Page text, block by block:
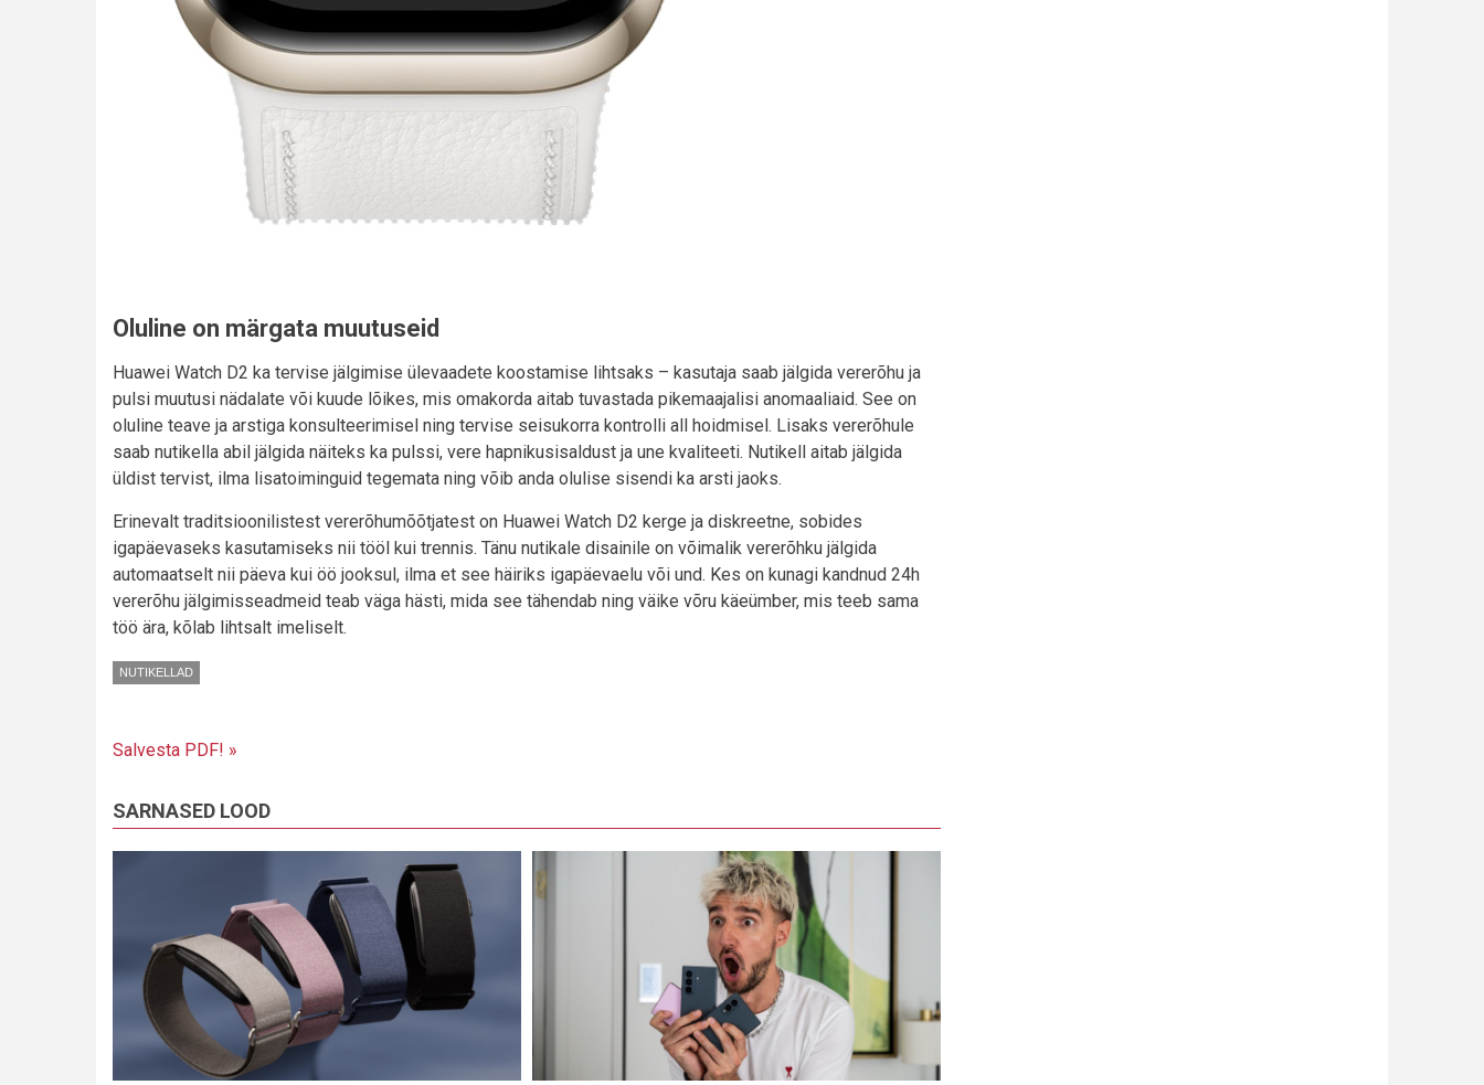
Oluline on märgata muutuseid
Huawei Watch D2 ka tervise jälgimise ülevaadete koostamise lihtsaks – kasutaja saab jälgida vererõhu ja
pulsi muutusi nädalate või kuude lõikes, mis omakorda aitab tuvastada pikemaajalisi anomaaliaid. See on
oluline teave ja arstiga konsulteerimisel ning tervise seisukorra kontrolli all hoidmisel. Lisaks vererõhule
saab nutikella abil jälgida näiteks ka pulssi, vere hapnikusisaldust ja une kvaliteeti. Nutikell aitab jälgida
üldist tervist, ilma lisatoiminguid tegemata ning võib anda olulise sisendi ka arsti jaoks.
Erinevalt traditsioonilistest vererõhumõõtjatest on Huawei Watch D2 kerge ja diskreetne, sobides
igapäevaseks kasutamiseks nii tööl kui trennis. Tänu nutikale disainile on võimalik vererõhku jälgida
automaatselt nii päeva kui öö jooksul, ilma et see häiriks igapäevaelu või und. Kes on kunagi kandnud 24h
vererõhu jälgimisseadmeid teab väga hästi, mida see tähendab ning väike võru käeümber, mis teeb sama
töö ära, kõlab lihtsalt imeliselt.
NUTIKELLAD
Salvesta PDF! »
SARNASED LOOD